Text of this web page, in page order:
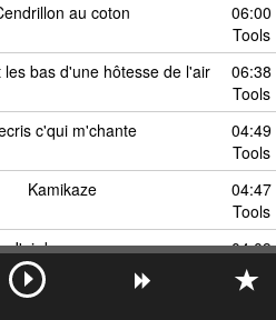
au coton
06:00
Tools
les bas d'une hôtesse de l'air
06:38
Tools
c'qui m'chante
04:49
Tools
Kamikaze
04:47
Tools
J'ai douze ans
04:09
Tools